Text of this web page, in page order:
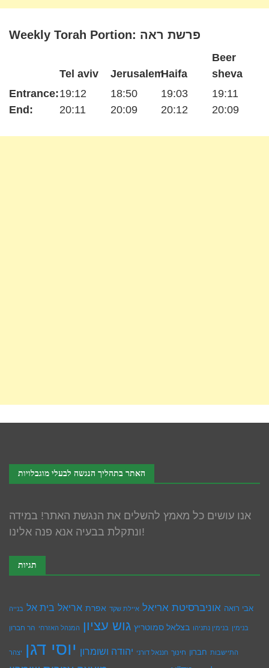
Weekly Torah Portion: פרשת ראה
Entrance:
End:
Tel aviv
19:12
20:11
Jerusalem
18:50
20:09
Haifa
19:03
20:12
Beer
sheva
19:11
20:09
האתר בתהליך הנגשה לבעלי מוגבלויות
אנו עושים כל מאמץ להשלים את הנגשת האתר! במידה
ונתקלת בבעיה אנא פנה אלינו!
תגיות
אבי רואה אוניברסיטת אריאל איילת שקד אפרת אריאל בית אל בנייה
בנימין בנימין נתניהו בצלאל סמוטריץ גוש עציון המנהל האזרחי הר חברון
התיישבות חברון חינוך חננאל דורני יהודה ושומרון יוסי דגן יצהר